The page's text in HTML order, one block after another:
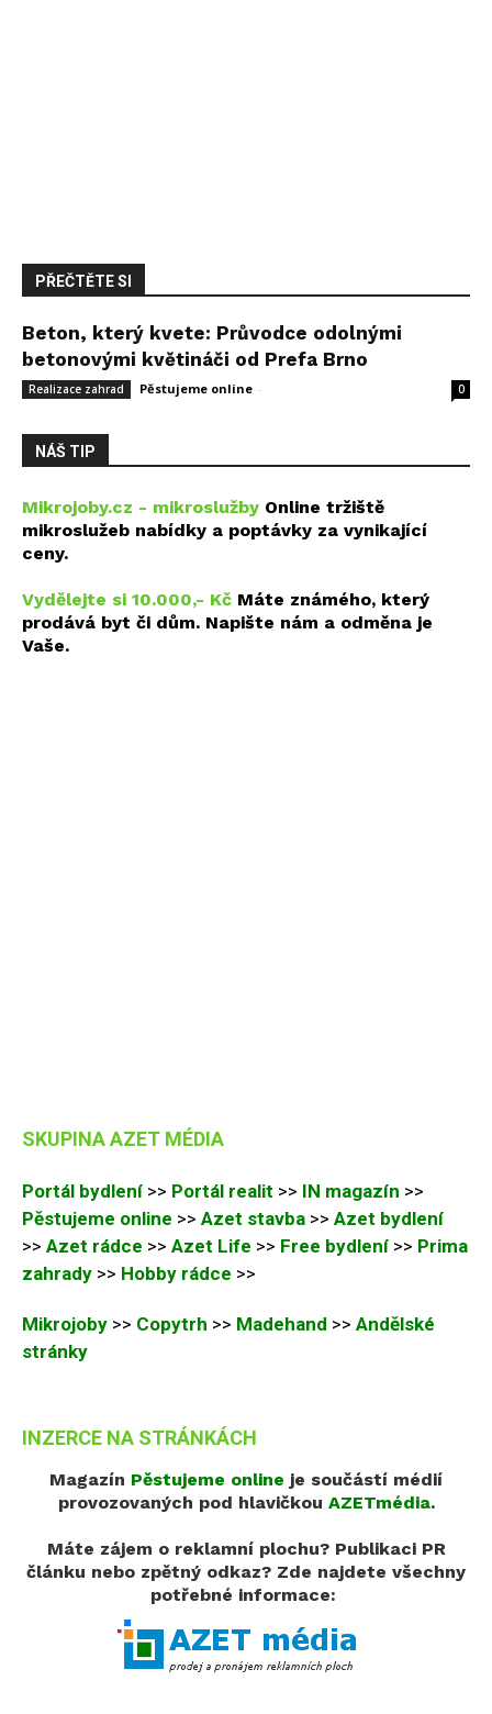
PŘEČTĚTE SI
Beton, který kvete: Průvodce odolnými
betonovými květináči od Prefa Brno
Realizace zahrad Pěstujeme online - 0
NÁŠ TIP
Mikrojoby.cz - mikroslužby Online tržiště
mikroslužeb nabídky a poptávky za vynikající
ceny.
Vydělejte si 10.000,- Kč Máte známého, který
prodává byt či dům. Napište nám a odměna je
Vaše.
SKUPINA AZET MÉDIA
Portál bydlení >> Portál realit >> IN magazín >>
Pěstujeme online >> Azet stavba >> Azet bydlení
>> Azet rádce >> Azet Life >> Free bydlení >> Prima
zahrady >> Hobby rádce >>
Mikrojoby >> Copytrh >> Madehand >> Andělské
stránky
INZERCE NA STRÁNKÁCH
Magazín Pěstujeme online je součástí médií
provozovaných pod hlavičkou AZETmédia.
Máte zájem o reklamní plochu? Publikaci PR
článku nebo zpětný odkaz? Zde najdete všechny
potřebné informace: